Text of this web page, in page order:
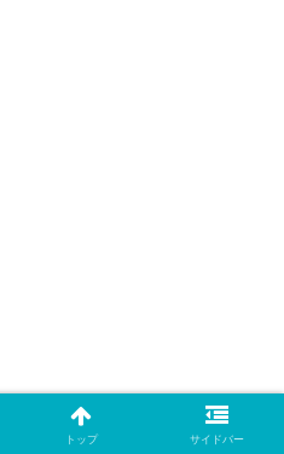
トップ サイドバー